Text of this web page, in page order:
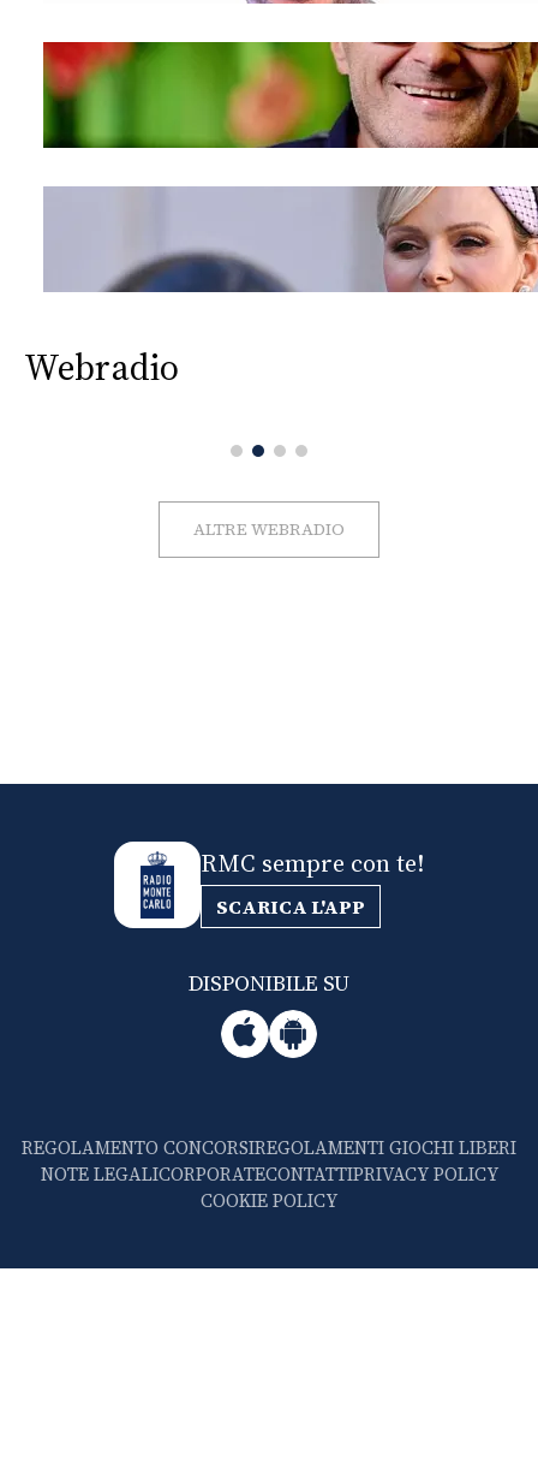
Webradio
ALTRE WEBRADIO
RMC sempre con te!
SCARICA L'APP
DISPONIBILE SU
REGOLAMENTO CONCORSIREGOLAMENTI GIOCHI LIBERI
NOTE LEGALICORPORATECONTATTIPRIVACY POLICY
COOKIE POLICY